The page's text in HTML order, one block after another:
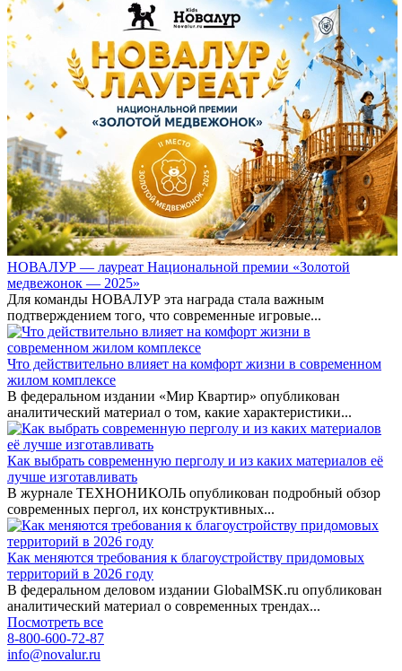
НОВАЛУР — лауреат Национальной премии «Золотой
медвежонок — 2025»
Для команды НОВАЛУР эта награда стала важным
подтверждением того, что современные игровые...
Что действительно влияет на комфорт жизни в современном
жилом комплексе
В федеральном издании «Мир Квартир» опубликован
аналитический материал о том, какие характеристики...
Как выбрать современную перголу и из каких материалов её
лучше изготавливать
В журнале ТЕХНОНИКОЛЬ опубликован подробный обзор
современных пергол, их конструктивных...
Как меняются требования к благоустройству придомовых
территорий в 2026 году
В федеральном деловом издании GlobalMSK.ru опубликован
аналитический материал о современных трендах...
Посмотреть все
8-800-600-72-87
info@novalur.ru